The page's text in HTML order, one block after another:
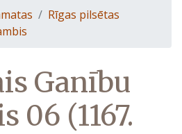
Rīgas pilsētas
Ganību
06 (1167.